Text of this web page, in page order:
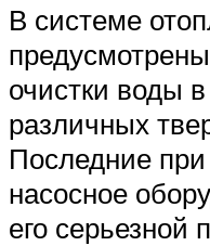
В системе
очистки воды
различных
Последние
насосное
его серьезной